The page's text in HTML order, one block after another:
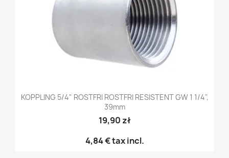
KOPPLING 5/4" ROSTFRI ROSTFRI RESISTENT GW 1 1/4",
39mm
19,90 zł
4,84 €tax incl.